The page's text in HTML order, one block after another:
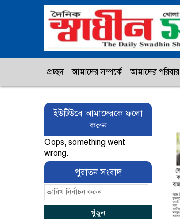
প্রচ্ছদ আমাদের সম্পর্কে আমাদের পরিবার
ইউটিউবে আমাদেরকে ফলো
করুন
Oops, something went
wrong.
পুরাতন সংবাদ